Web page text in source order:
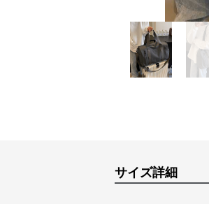
サイズ詳細